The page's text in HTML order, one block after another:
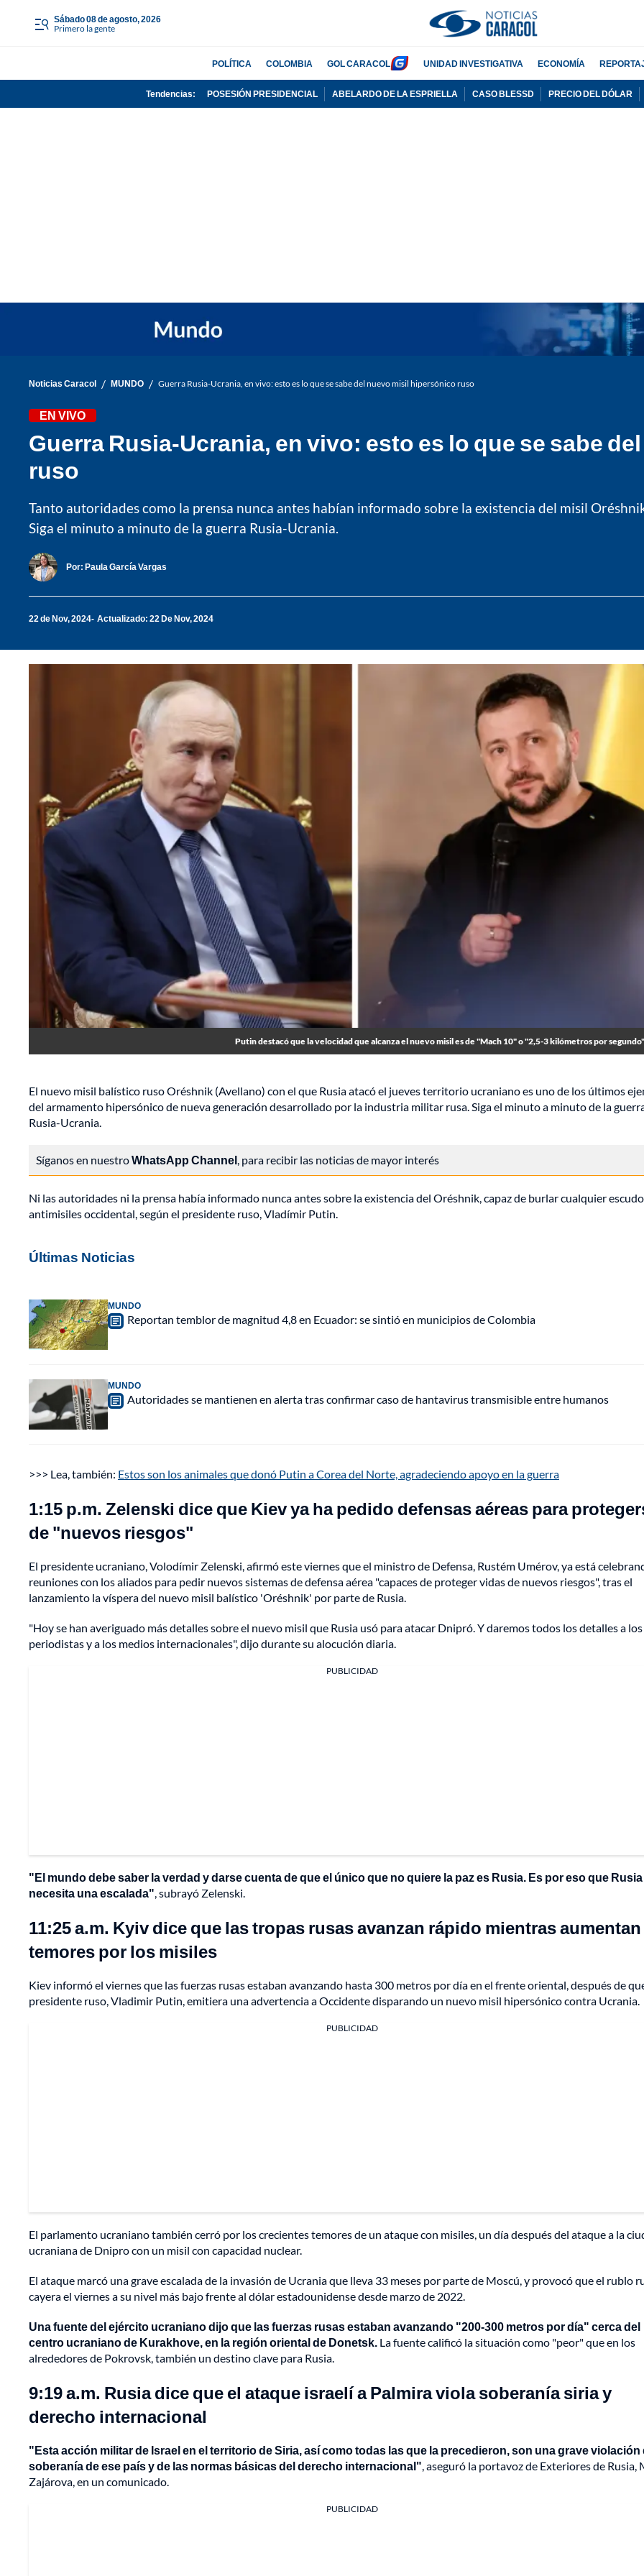
sábado 08 de agosto, 2026
Primero la gente
POLÍTICA COLOMBIA GOL CARACOL UNIDAD INVESTIGATIVA ECONOMÍA
Tendencias: POSESIÓN PRESIDENCIAL ABELARDO DE LA ESPRIELLA CASO BLESSD PRECIO DEL DÓLAR
Noticias Caracol / MUNDO / Guerra Rusia-Ucrania, en vivo: esto es lo que se sabe del nuevo misil hipersónico ruso
EN VIVO
Guerra Rusia-Ucrania, en vivo: esto es lo que se sabe
ruso
Tanto autoridades como la prensa nunca antes habían informado sobre la existencia del misil
Siga el minuto a minuto de la guerra Rusia-Ucrania.
Por: Paula García Vargas
22 de Nov, 2024 Actualizado: 22 De Nov, 2024
Putin destacó que la velocidad que alcanza el nuevo misil es de "Mach 10" o "2,5-3 kilómetros por
El nuevo misil balístico ruso Oréshnik (Avellano) con el que Rusia atacó el jueves territorio ucraniano es uno de los últimos
del armamento hipersónico de nueva generación desarrollado por la industria militar rusa. Siga el minuto a minuto de la
Rusia-Ucrania.
Síganos en nuestroWhatsApp Channel, para recibir las noticias de mayor interés
Ni las autoridades ni la prensa había informado nunca antes sobre la existencia del Oréshnik, capaz de burlar cualquier escudo
antimisiles occidental, según el presidente ruso, Vladímir Putin.
Últimas Noticias
MUNDO
Reportan temblor de magnitud 4,8 en Ecuador: se sintió en municipios de Colombia
MUNDO
Autoridades se mantienen en alerta tras confirmar caso de hantavirus transmisible entre humanos
>>> Lea, también: Estos son los animales que donó Putin a Corea del Norte, agradeciendo apoyo en la guerra
1:15 p.m. Zelenski dice que Kiev ya ha pedido defensas aéreas para
de "nuevos riesgos"
El presidente ucraniano, Volodímir Zelenski, afirmó este viernes que el ministro de Defensa, Rustém Umérov, ya está
reuniones con los aliados para pedir nuevos sistemas de defensa aérea "capaces de proteger vidas de nuevos riesgos", tras el
lanzamiento la víspera del nuevo misil balístico 'Oréshnik' por parte de Rusia.
"Hoy se han averiguado más detalles sobre el nuevo misil que Rusia usó para atacar Dnipró. Y daremos todos los detalles a los
periodistas y a los medios internacionales", dijo durante su alocución diaria.
PUBLICIDAD
"El mundo debe saber la verdad y darse cuenta de que el único que no quiere la paz es Rusia. Es por eso que Rusia
necesita una escalada", subrayó Zelenski.
11:25 a.m. Kyiv dice que las tropas rusas avanzan rápido mientras
temores por los misiles
Kiev informó el viernes que las fuerzas rusas estaban avanzando hasta 300 metros por día en el frente oriental, después de
presidente ruso, Vladimir Putin, emitiera una advertencia a Occidente disparando un nuevo misil hipersónico contra Ucrania.
PUBLICIDAD
El parlamento ucraniano también cerró por los crecientes temores de un ataque con misiles, un día después del ataque a la
ucraniana de Dnipro con un misil con capacidad nuclear.
El ataque marcó una grave escalada de la invasión de Ucrania que lleva 33 meses por parte de Moscú, y provocó que el rublo
cayera el viernes a su nivel más bajo frente al dólar estadounidense desde marzo de 2022.
Una fuente del ejército ucraniano dijo que las fuerzas rusas estaban avanzando "200-300 metros por día" cerca del
centro ucraniano de Kurakhove, en la región oriental de Donetsk. La fuente calificó la situación como "peor" que en los
alrededores de Pokrovsk, también un destino clave para Rusia.
9:19 a.m. Rusia dice que el ataque israelí a Palmira viola soberanía siria y
derecho internacional
"Esta acción militar de Israel en el territorio de Siria, así como todas las que la precedieron, son una grave violación
soberanía de ese país y de las normas básicas del derecho internacional", aseguró la portavoz de Exteriores de Rusia,
Zajárova, en un comunicado.
PUBLICIDAD